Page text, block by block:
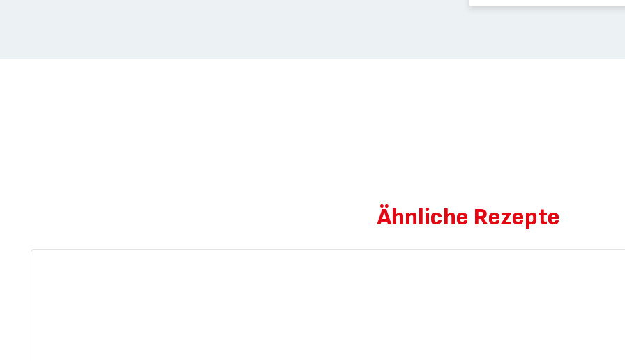
Ähnliche Rezepte